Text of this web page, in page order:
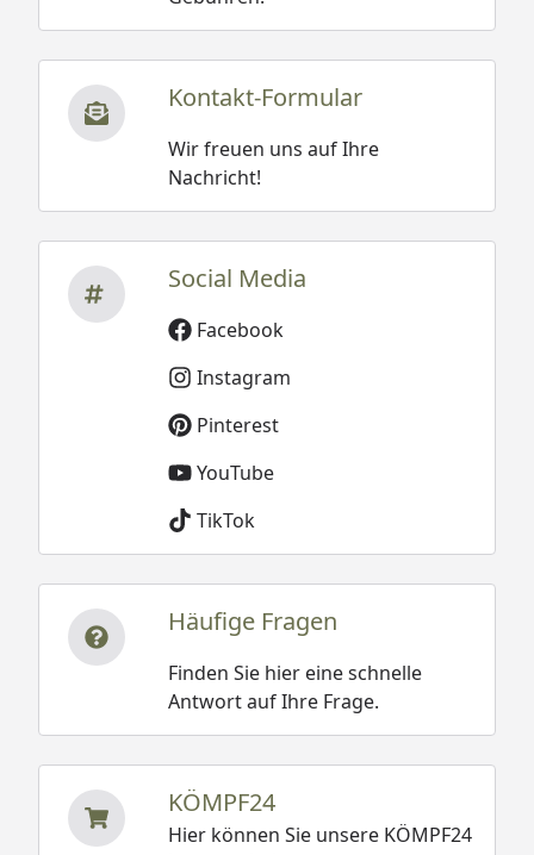
Kontakt-Formular
Wir freuen uns auf Ihre
Nachricht!
Social Media
Facebook
Instagram
Pinterest
YouTube
TikTok
Häufige Fragen
Finden Sie hier eine schnelle
Antwort auf Ihre Frage.
KÖMPF24
Hier können Sie unsere KÖMPF24